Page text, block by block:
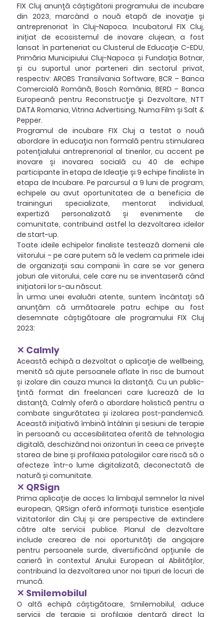
FIX Cluj anunță câștigătorii programului de incubare
din 2023, marcând o nouă etapă de inovație și
antreprenoriat în Cluj-Napoca. Incubatorul FIX Cluj,
inițiat de ecosistemul de inovare clujean, a fost
lansat în parteneriat cu Clusterul de Educație C-EDU,
Primăria Municipiului Cluj-Napoca și Fundația Botnar,
și cu suportul unor parteneri din sectorul privat,
respectiv: AROBS Transilvania Software, BCR – Banca
Comercială Română, Bosch România, BERD – Banca
Europeană pentru Reconstrucţie şi Dezvoltare, NTT
DATA Romania, Vitrina Advertising, Numa Film și Salt &
Pepper.
Programul de incubare FIX Cluj a testat o nouă
abordare în educația non formală pentru stimularea
potențialului antreprenorial al tinerilor, cu accent pe
inovare și inovarea socială cu 40 de echipe
participante în etapa de Ideație și 9 echipe finaliste în
etapa de Incubare. Pe parcursul a 9 luni de program,
echipele au avut oportunitatea de a beneficia de
traininguri specializate, mentorat individual,
expertiză personalizată și evenimente de
comunitate, contribuind astfel la dezvoltarea ideilor
de start-up.
Toate ideile echipelor finaliste testează domenii ale
viitorului – pe care putem să le vedem ca primele idei
de organizații sau companii în care se vor genera
joburi ale viitorului, cele care nu se inventaseră când
inițiatorii lor s-au născut.
În urma unei evaluări atente, suntem încântați să
anunțăm că următoarele patru echipe au fost
desemnate câștigătoare ale programului FIX Cluj
2023:
✕ Calmly
Această echipă a dezvoltat o aplicație de wellbeing,
menită să ajute persoanele aflate în risc de burnout
și izolare din cauza muncii la distanță. Cu un public-
țintă format din freelanceri care lucrează de la
distanță, Calmly oferă o abordare holistică pentru a
combate singurătatea și izolarea post-pandemică.
Această inițiativă îmbină întâlniri și sesiuni de terapie
în persoană cu accesibilitatea oferită de tehnologia
digitală, deschizând noi orizonturi în ceea ce privește
starea de bine și profilaxia patologiilor care riscă să o
afecteze într-o lume digitalizată, deconectată de
natură și comunitate.
✕ QRSign
Prima aplicație de acces la limbajul semnelor la nivel
european, QRSign oferă informații turistice esențiale
vizitatorilor din Cluj și are perspective de extindere
către alte servicii publice. Planul de dezvoltare
include crearea de noi oportunități de angajare
pentru persoanele surde, diversificând opțiunile de
carieră în contextul Anului European al Abilităților,
contribuind la dezvoltarea unor noi tipuri de locuri de
muncă.
✕ Smilemobilul
O altă echipă câștigătoare, Smilemobilul, aduce
servicii de terapie și profilaxie dentară direct la